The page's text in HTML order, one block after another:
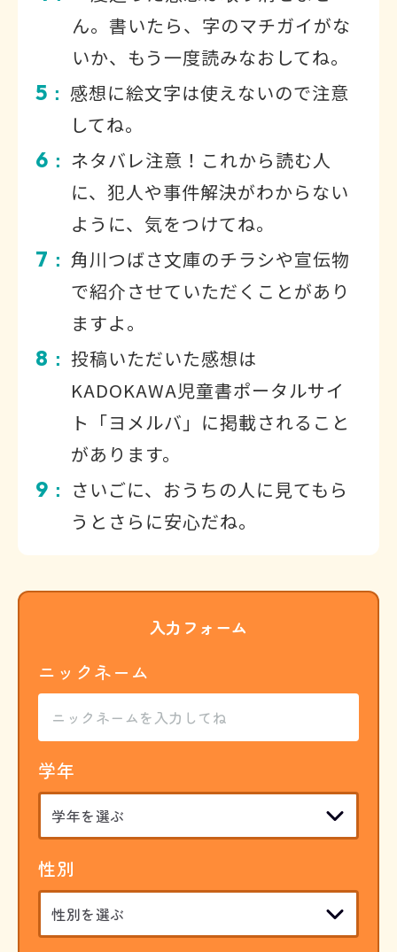
ん。書いたら、字のマチガイがな
いか、もう一度読みなおしてね。
5 ： 感想に絵文字は使えないので注意
してね。
6 ： ネタバレ注意！これから読む人
に、犯人や事件解決がわからない
ように、気をつけてね。
7 ： 角川つばさ文庫のチラシや宣伝物
で紹介させていただくことがあり
ますよ。
8 ： 投稿いただいた感想は
KADOKAWA児童書ポータルサイ
ト「ヨメルバ」に掲載されること
があります。
9 ：
さいごに、おうちの人に見てもら
うとさらに安心だね。
入力フォーム
ニックネーム
学年
性別